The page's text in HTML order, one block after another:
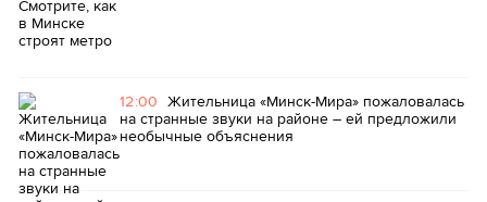
12:00 Жительница «Минск-Мира» пожаловалась
на странные звуки на районе – ей предложили
необычные объяснения